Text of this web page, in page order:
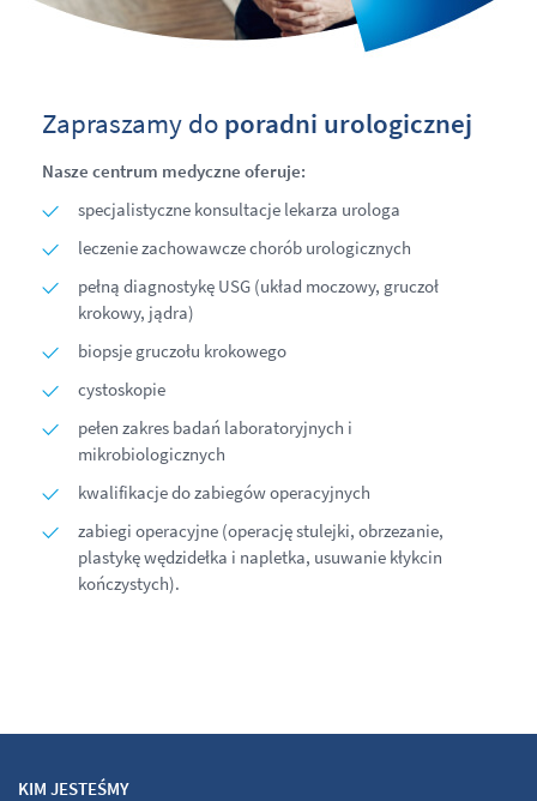
Zapraszamy do poradni urologicznej
Nasze centrum medyczne oferuje:
specjalistyczne konsultacje lekarza urologa
leczenie zachowawcze chorób urologicznych
pełną diagnostykę USG (układ moczowy, gruczoł
krokowy, jądra)
biopsje gruczołu krokowego
cystoskopie
pełen zakres badań laboratoryjnych i
mikrobiologicznych
kwalifikacje do zabiegów operacyjnych
zabiegi operacyjne (operację stulejki, obrzezanie,
plastykę wędzidełka i napletka, usuwanie kłykcin
kończystych).
KIM JESTEŚMY